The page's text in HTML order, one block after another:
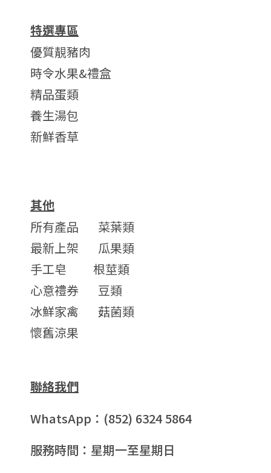
特選專區
優質靚豬肉
時令水果&禮盒
精品蛋類
養生湯包
新鮮香草
其他
所有產品
菜葉類
最新上架
瓜果類
手工皂
根莖類
心意禮券
豆類
冰鮮家禽
菇菌類
懷舊涼果
聯絡我們
WhatsApp：(852) 6324 5864
服務時間：星期一至星期日